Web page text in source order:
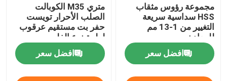
مجموعة رؤوس مثقاب
HSS سداسية سريعة
التغيير من 1-13 مم
للمعادن
افضل سعر
متري M35 الكوبالت
الصلب الأحرار تويست
حفر بت مستقيم عرقوب
لولبية نوع الفلوت
افضل سعر